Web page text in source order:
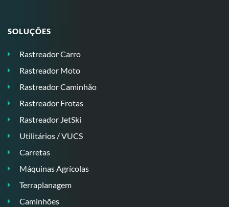
SOLUÇÕES
Rastreador Carro
Rastreador Moto
Rastreador Caminhão
Rastreador Frotas
Rastreador JetSki
Utilitários / VUCS
Carretas
Máquinas Agrícolas
Terraplanagem
Caminhões